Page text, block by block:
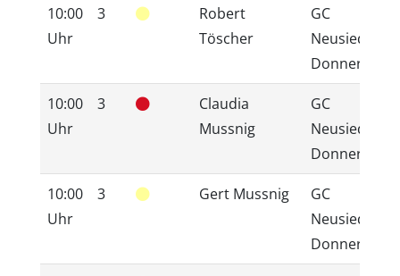
10:00
Uhr
3
Robert
Töscher
GC
10:00
Uhr
3
Claudia
Mussnig
GC
10:00
Uhr
3 Gert Mussnig
GC